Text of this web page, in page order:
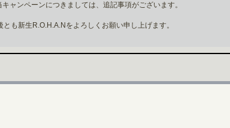
ャンペーンにつきましては、追記事項がございます。
とも新生R.O.H.A.Nをよろしくお願い申し上げます。